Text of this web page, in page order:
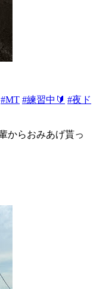
#MT #練習中🔰 #夜ド
からおみあげ貰っ